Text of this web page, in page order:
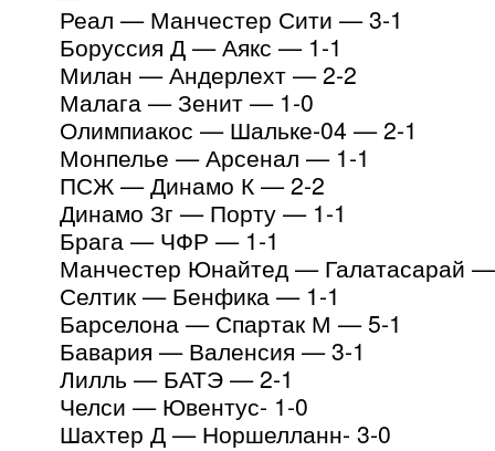
Реал — Манчестер Сити — 3-1
Боруссия Д — Аякс — 1-1
Милан — Андерлехт — 2-2
Малага — Зенит — 1-0
Олимпиакос — Шальке-04 — 2-1
Монпелье — Арсенал — 1-1
ПСЖ — Динамо К — 2-2
Динамо Зг — Порту — 1-1
Брага — ЧФР — 1-1
Манчестер Юнайтед — Галатасарай
Селтик — Бенфика — 1-1
Барселона — Спартак М — 5-1
Бавария — Валенсия — 3-1
Лилль — БАТЭ — 2-1
Челси — Ювентус- 1-0
Шахтер Д — Норшелланн- 3-0